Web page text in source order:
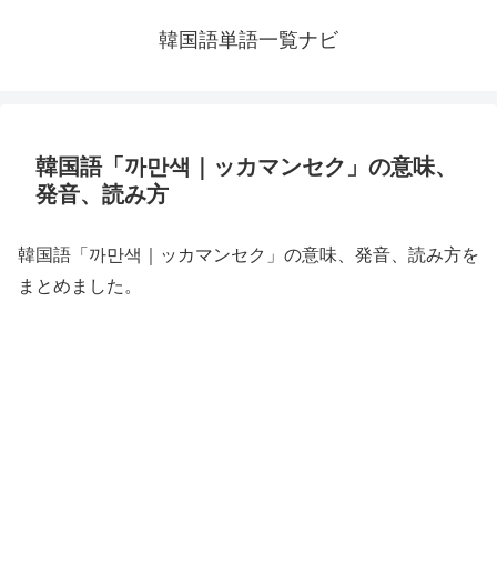
韓国語単語一覧ナビ
韓国語「까만색｜ッカマンセク」の意味、
発音、読み方
韓国語「까만색｜ッカマンセク」の意味、発音、読み方を
まとめました。